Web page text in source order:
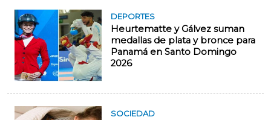
DEPORTES
Heurtematte y Gálvez suman
medallas de plata y bronce para
Panamá en Santo Domingo
2026
SOCIEDAD